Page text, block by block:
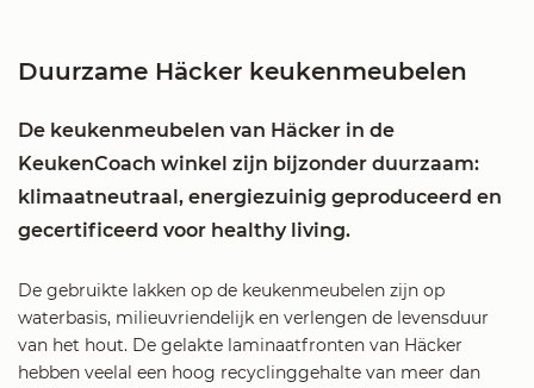
Duurzame Häcker keukenmeubelen
De keukenmeubelen van Häcker in de
KeukenCoach winkel zijn bijzonder duurzaam:
klimaatneutraal, energiezuinig geproduceerd en
gecertificeerd voor healthy living.
De gebruikte lakken op de keukenmeubelen zijn op
waterbasis, milieuvriendelijk en verlengen de levensduur
van het hout. De gelakte laminaatfronten van Häcker
hebben veelal een hoog recyclinggehalte van meer dan